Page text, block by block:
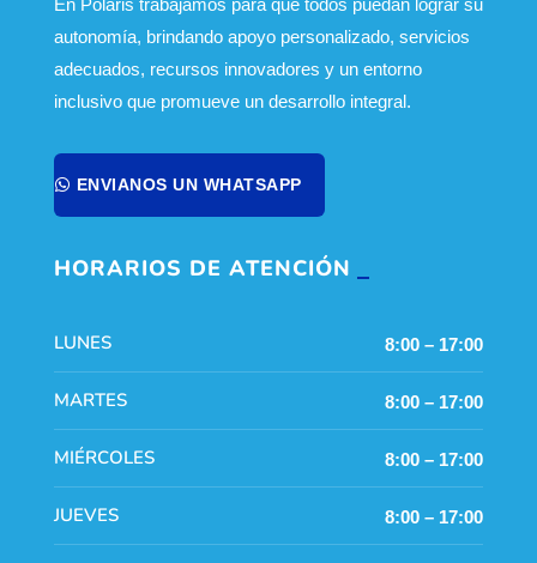
En Polaris trabajamos para que todos puedan lograr su
autonomía, brindando apoyo personalizado, servicios
adecuados, recursos innovadores y un entorno
inclusivo que promueve un desarrollo integral.
ENVIANOS UN WHATSAPP
HORARIOS DE ATENCIÓN
LUNES 8:00 – 17:00
MARTES 8:00 – 17:00
MIÉRCOLES 8:00 – 17:00
JUEVES 8:00 – 17:00